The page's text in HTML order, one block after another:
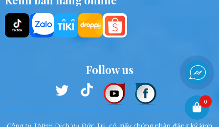
Follow us
0